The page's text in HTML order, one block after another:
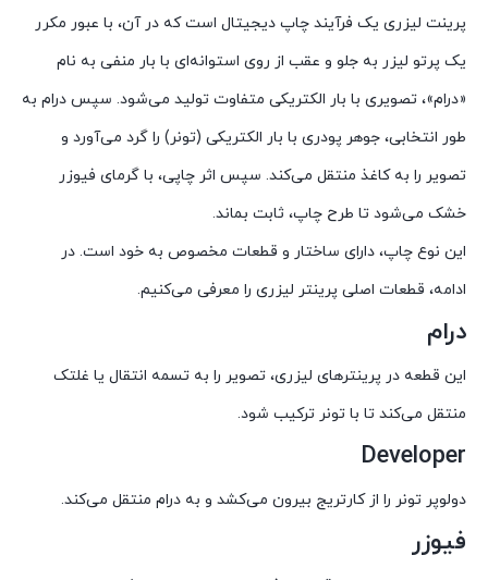
پرینت لیزری یک فرآیند چاپ دیجیتال است که در آن، با عبور مکرر
یک پرتو لیزر به جلو و عقب از روی استوانه‌ای با بار منفی به نام
«درام»، تصویری با بار الکتریکی متفاوت تولید می‌شود. سپس درام به
طور انتخابی، جوهر پودری با بار الکتریکی (تونر) را گرد می‌آورد و
تصویر را به کاغذ منتقل می‌کند. سپس اثر چاپی، با گرمای فیوزر
خشک می‌شود تا طرح چاپ، ثابت بماند.
این نوع چاپ، دارای ساختار و قطعات مخصوص به خود است. در
ادامه، قطعات اصلی پرینتر لیزری را معرفی می‌کنیم.
درام
این قطعه در پرینترهای لیزری، تصویر را به تسمه انتقال یا غلتک
منتقل می‌کند تا با تونر ترکیب شود.
Developer
دولوپر تونر را از کارتریج بیرون می‌کشد و به درام منتقل می‌کند.
فیوزر